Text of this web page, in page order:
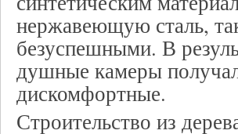
нержавеющую сталь,
безуспешными. В
душные камеры
дискомфортные.
Строительство из